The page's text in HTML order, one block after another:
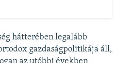
hátterében legalább
gazdaságpolitikája áll,
az utóbbi években